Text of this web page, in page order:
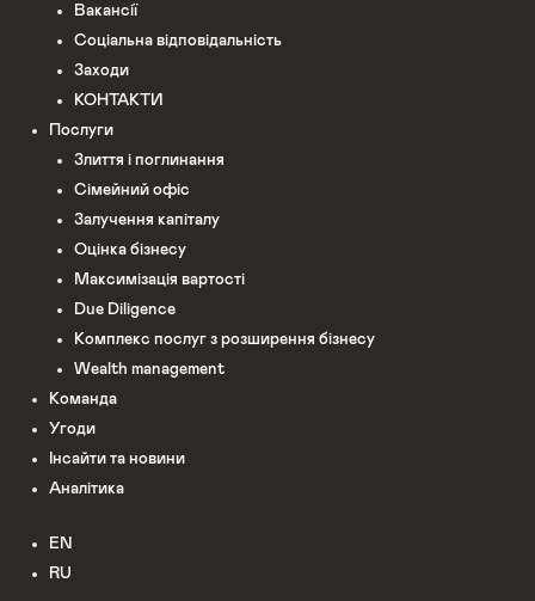
Вакансії
Соціальна відповідальність
Заходи
КОНТАКТИ
Послуги
Злиття і поглинання
Сімейний офіс
Залучення капіталу
Оцінка бізнесу
Максимізація вартості
Due Diligence
Комплекс послуг з розширення бізнесу
Wealth management
Команда
Угоди
Інсайти та новини
Аналітика
EN
RU